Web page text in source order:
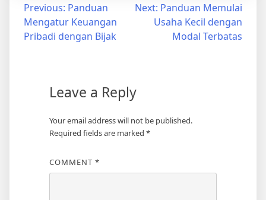
Post
navigation
Previous: Panduan
Mengatur Keuangan
Pribadi dengan Bijak
Next: Panduan Memulai
Usaha Kecil dengan
Modal Terbatas
Leave a Reply
Your email address will not be published.
Required fields are marked *
COMMENT *